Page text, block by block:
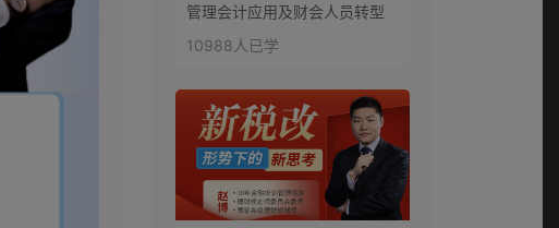
管理会计应用及财会人员转型
10988人已学